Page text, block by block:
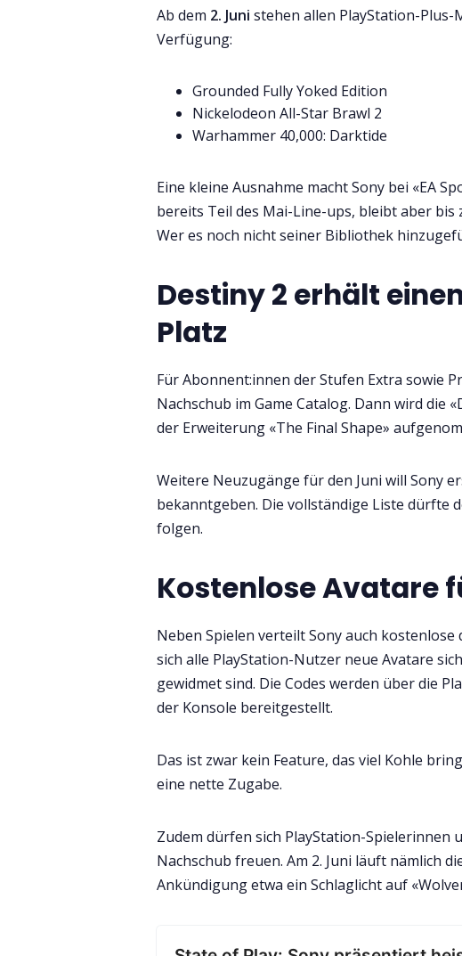
Ab dem 2. Juni stehen allen PlayStation-
Verfügung:
Grounded Fully Yoked Edition
Nickelodeon All-Star Brawl 2
Warhammer 40,000: Darktide
Eine kleine Ausnahme macht Sony bei «EA
bereits Teil des Mai-Line-ups, bleibt aber bis
Wer es noch nicht seiner Bibliothek
Destiny 2 erhält
Platz
Für Abonnent:innen der Stufen Extra sowie
Nachschub im Game Catalog. Dann wird die
der Erweiterung «The Final Shape»
Weitere Neuzugänge für den Juni will Sony
bekanntgeben. Die vollständige Liste dürfte
folgen.
Kostenlose Avatare
Neben Spielen verteilt Sony auch kostenlose
sich alle PlayStation-Nutzer neue Avatare
gewidmet sind. Die Codes werden über die
der Konsole bereitgestellt.
Das ist zwar kein Feature, das viel Kohle
eine nette Zugabe.
Zudem dürfen sich PlayStation-Spielerinnen
Nachschub freuen. Am 2. Juni läuft nämlich
Ankündigung etwa ein Schlaglicht auf